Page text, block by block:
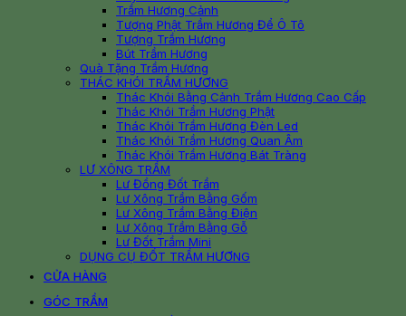
Trầm Hương Cảnh
Tượng Phật Trầm Hương Để Ô Tô
Tượng Trầm Hương
Bút Trầm Hương
Quà Tặng Trầm Hương
THÁC KHÓI TRẦM HƯƠNG
Thác Khói Bằng Cảnh Trầm Hương Cao Cấp
Thác Khói Trầm Hương Phật
Thác Khói Trầm Hương Đèn Led
Thác Khói Trầm Hương Quan Âm
Thác Khói Trầm Hương Bát Tràng
LƯ XÔNG TRẦM
Lư Đồng Đốt Trầm
Lư Xông Trầm Bằng Gốm
Lư Xông Trầm Bằng Điện
Lư Xông Trầm Bằng Gỗ
Lư Đốt Trầm Mini
DỤNG CỤ ĐỐT TRẦM HƯƠNG
CỬA HÀNG
GÓC TRẦM